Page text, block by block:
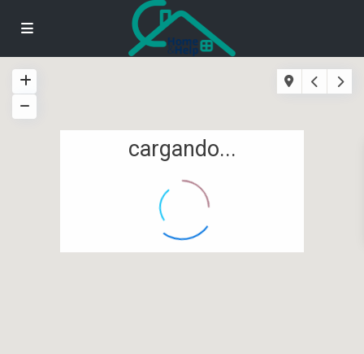
cargando...